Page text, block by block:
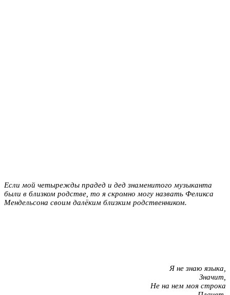
Если мой четырежды прадед и дед знаменитого музыканта
были в близком родстве, то я скромно могу назвать Феликса
Мендельсона своим далёким близким родственником.
Я не знаю языка,
Значит,
Не на нем моя строка